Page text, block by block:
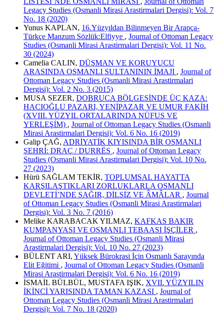
Legacy Studies (Osmanli Mirasi Arastirmalari Dergisi): Vol. 7
No. 18 (2020)
Yunus KAPLAN, 16.Yüzyıldan Bilinmeyen Bir Arapça-
Türkçe Manzum Sözlük:Elfiyye , Journal of Ottoman Legacy
Studies (Osmanli Mirasi Arastirmalari Dergisi): Vol. 11 No.
30 (2024)
Camelia CALIN, DÜŞMAN VE KORUYUCU
ARASINDA OSMANLI SULTANININ İMAJI , Journal of
Ottoman Legacy Studies (Osmanli Mirasi Arastirmalari
Dergisi): Vol. 2 No. 3 (2015)
MUSA SEZER, DOBRUCA BÖLGESİNDE ÜÇ KAZA:
HACIOĞLU PAZARI, YENİPAZAR VE UMUR FAKİH
(XVIII. YÜZYIL ORTALARINDA NÜFUS VE
YERLEŞİM) , Journal of Ottoman Legacy Studies (Osmanli
Mirasi Arastirmalari Dergisi): Vol. 6 No. 16 (2019)
Galip ÇAĞ, ADRİYATİK KIYISINDA BİR OSMANLI
ŞEHRİ: DRAÇ / DURRËS , Journal of Ottoman Legacy
Studies (Osmanli Mirasi Arastirmalari Dergisi): Vol. 10 No.
27 (2023)
Hürü SAĞLAM TEKİR, TOPLUMSAL HAYATTA
KARŞILAŞTIKLARI ZORLUKLARLA OSMANLI
DEVLETİ’NDE SAĞIR, DİLSİZ VE ÂMÂLAR , Journal
of Ottoman Legacy Studies (Osmanli Mirasi Arastirmalari
Dergisi): Vol. 3 No. 7 (2016)
Melike KARABACAK YILMAZ, KAFKAS BAKIR
KUMPANYASI VE OSMANLI TEBAASI İŞÇİLER ,
Journal of Ottoman Legacy Studies (Osmanli Mirasi
Arastirmalari Dergisi): Vol. 10 No. 27 (2023)
BÜLENT ARI, Yüksek Bürokrasi İçin Osmanlı Sarayında
Elit Eğitimi , Journal of Ottoman Legacy Studies (Osmanli
Mirasi Arastirmalari Dergisi): Vol. 6 No. 16 (2019)
İSMAİL BÜLBÜL, MUSTAFA IŞIK, XVII. YÜZYILIN
İKİNCİ YARISINDA TAMAN KAZASI , Journal of
Ottoman Legacy Studies (Osmanli Mirasi Arastirmalari
Dergisi): Vol. 7 No. 18 (2020)